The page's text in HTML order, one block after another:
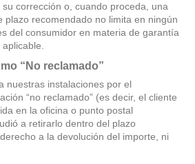
corrección o, cuando proceda, una
plazo recomendado no limita en ningún
del consumidor en materia de garantía
“No reclamado”
nuestras instalaciones por el
“no reclamado” (es decir, el cliente
en la oficina o punto postal
a retirarlo dentro del plazo
a la devolución del importe, ni